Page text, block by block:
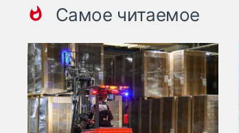
Самое читаемое